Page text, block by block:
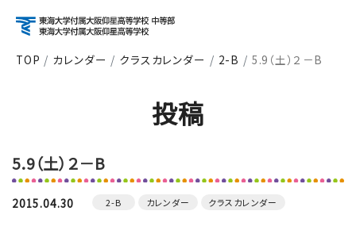
About 学校紹介
TOP カレンダー クラスカレンダー 2-B 5.9（土）２－B
投稿
5.9（土）２－B
2015.04.30 2-B カレンダー クラスカレンダー